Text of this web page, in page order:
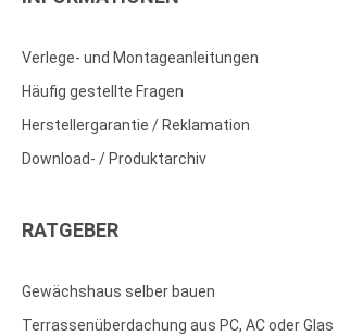
Verlege- und Montageanleitungen
Häufig gestellte Fragen
Herstellergarantie / Reklamation
Download- / Produktarchiv
RATGEBER
Gewächshaus selber bauen
Terrassenüberdachung aus PC, AC oder Glas